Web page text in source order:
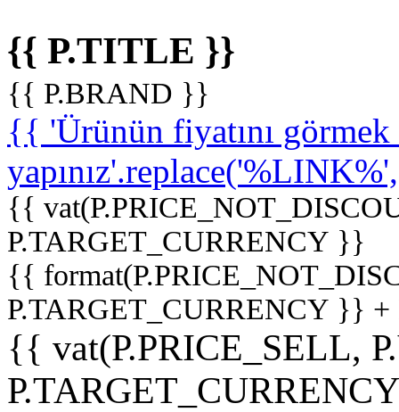
{{ P.TITLE }}
{{ P.BRAND }}
{{ 'Ürünün fiyatını
{{
P.TARGET_CURRENCY }}
{{
P.TARGET_CURRENCY }}
{{ vat(P.PRICE_SELL,